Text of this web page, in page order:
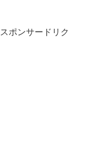
スポンサードリク